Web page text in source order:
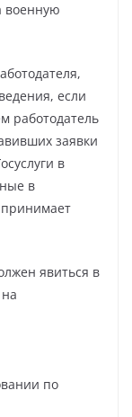
военную
если
работодатель
заявки
в
в
явиться в
по